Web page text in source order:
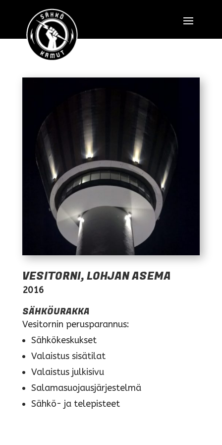
VESITORNI, LOHJAN ASEMA
2016
SÄHKÖURAKKA
Vesitornin perusparannus:
Sähkökeskukset
Valaistus sisätilat
Valaistus julkisivu
Salamasuojausjärjestelmä
Sähkö- ja telepisteet